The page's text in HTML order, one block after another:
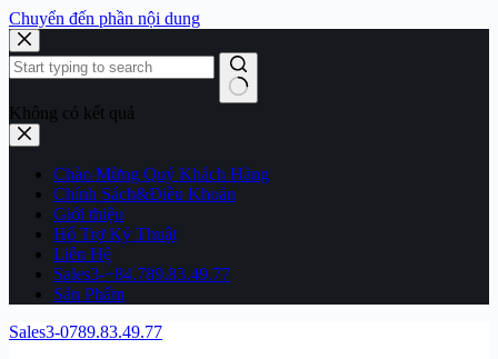
Chuyển đến phần nội dung
Không có kết quả
Chào Mừng Quý Khách Hàng
Chính Sách&Điều Khoản
Giới thiệu
Hổ Trợ Kỷ Thuật
Liên Hệ
Sales3-+84.789.83.49.77
Sản Phẩm
Sales3-0789.83.49.77